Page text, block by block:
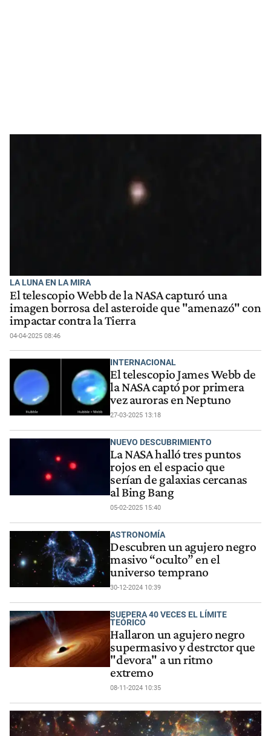
LA LUNA EN LA MIRA
El telescopio Webb de la NASA capturó una
imagen borrosa del asteroide que "amenazó" con
impactar contra la Tierra
04-04-2025 08:46
INTERNACIONAL
El telescopio James Webb de
la NASA captó por primera
vez auroras en Neptuno
27-03-2025 13:18
NUEVO DESCUBRIMIENTO
La NASA halló tres puntos
rojos en el espacio que
serían de galaxias cercanas
al Bing Bang
05-02-2025 15:40
ASTRONOMÍA
Descubren un agujero negro
masivo “oculto” en el
universo temprano
30-12-2024 10:39
SUEPERA 40 VECES EL LÍMITE
TEÓRICO
Hallaron un agujero negro
supermasivo y destrctor que
"devora" a un ritmo
extremo
08-11-2024 10:35